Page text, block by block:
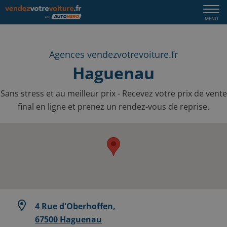
MENU
Agences vendezvotrevoiture.fr
Haguenau
Sans stress et au meilleur prix - Recevez votre prix de vente
final en ligne et prenez un rendez-vous de reprise.
4 Rue d'Oberhoffen,
67500 Haguenau